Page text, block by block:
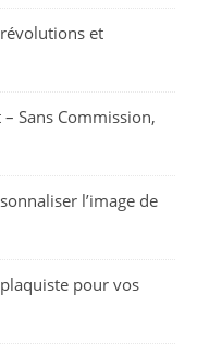
et
Sans Commission,
l’image de
pour vos